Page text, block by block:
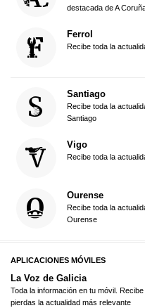
destacada de A
Ferrol
Recibe toda la
Santiago
Recibe toda la
Santiago
Vigo
Recibe toda la
Ourense
Recibe toda la
Ourense
APLICACIONES MÓVILES
La Voz de Galicia
Toda la información en tu móvil.
pierdas la actualidad más relevante